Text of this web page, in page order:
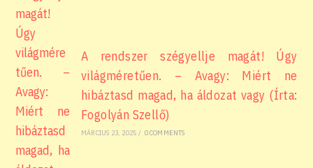
A rendszer szégyellje magát! Úgy
világméretűen. – Avagy: Miért ne
hibáztasd magad, ha áldozat vagy (Írta:
Fogolyán Szellő)
MÁRCIUS 23, 2025 / 0 COMMENTS